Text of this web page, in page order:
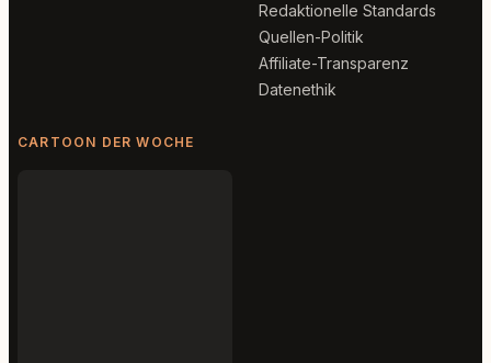
Redaktionelle Standards
Quellen-Politik
Affiliate-Transparenz
Datenethik
CARTOON DER WOCHE